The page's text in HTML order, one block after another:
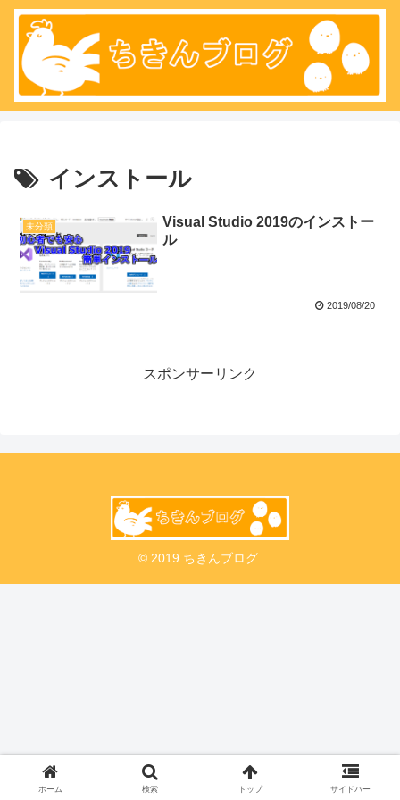
インストール
未分類
Visual Studio 2019のインストー
ル
2019/08/20
スポンサーリンク
© 2019 ちきんブログ.
ホーム 検索 トップ サイドバー